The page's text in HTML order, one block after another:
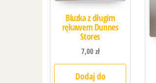
Bluzka z długim
rękawem Dunnes
Stores
7,00zł
Dodaj do